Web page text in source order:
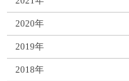
2020年
2019年
2018年